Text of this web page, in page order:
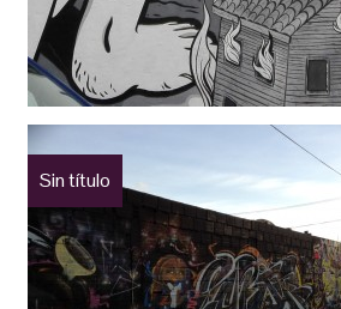
Sin título